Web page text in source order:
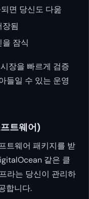
면 당신도 다욾
됨
잠식
장을 빠르게 검증
들일 수 있는 운영
트웨어)
트웨어 패키지를 받
같은 클
라는 당신이 관리하
합니다.